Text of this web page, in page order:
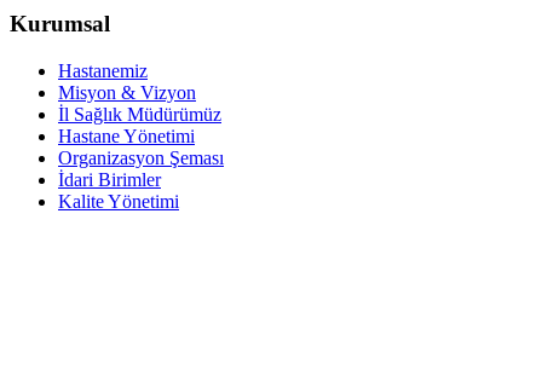
Kurumsal
Hastanemiz
Misyon & Vizyon
İl Sağlık Müdürümüz
Hastane Yönetimi
Organizasyon Şeması
İdari Birimler
Kalite Yönetimi